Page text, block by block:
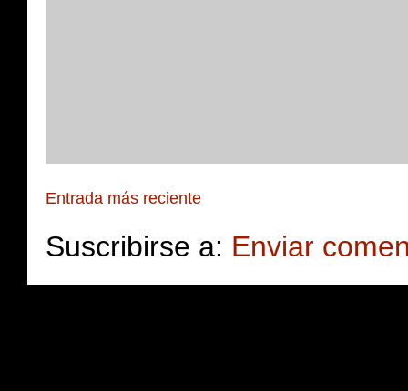
Entrada más reciente
Suscribirse a: Enviar